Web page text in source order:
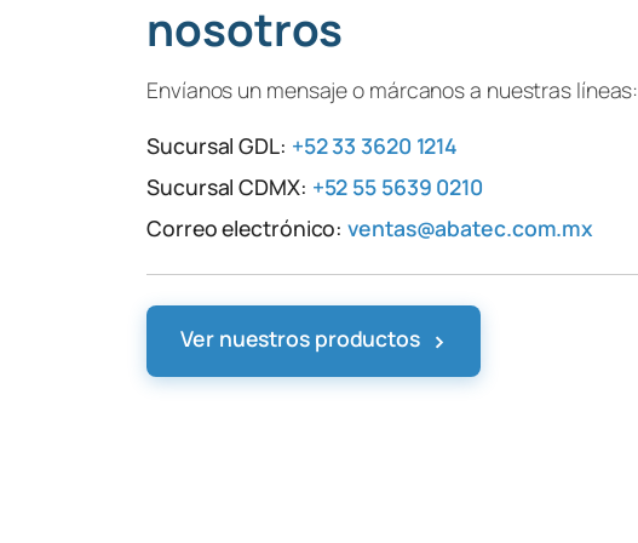
nosotros
Envíanos un mensaje o márcanos a nuestras líneas:
Sucursal GDL: +52 33 3620 1214
Sucursal CDMX: +52 55 5639 0210
Correo electrónico:ventas@abatec.com.mx
Ver nuestros productos ›